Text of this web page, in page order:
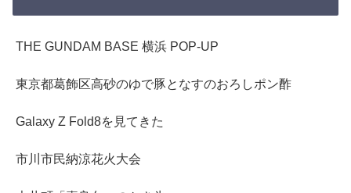
THE GUNDAM BASE 横浜 POP-UP
東京都葛飾区高砂のゆで豚となすのおろしポン酢
Galaxy Z Fold8を見てきた
市川市民納涼花火大会